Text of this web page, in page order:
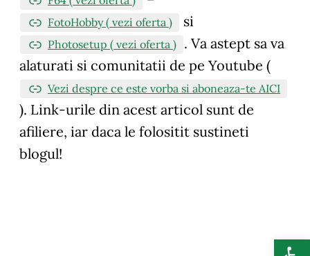
FotoHobby ( vezi oferta ) si
Photosetup ( vezi oferta ) . Va astept sa va
alaturati si comunitatii de pe Youtube (
Vezi despre ce este vorba si aboneaza-te AICI
). Link-urile din acest articol sunt de
afiliere, iar daca le folositit sustineti
blogul!